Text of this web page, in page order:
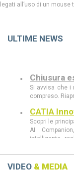
legati all’uso di un mouse
ULTIME NEWS
Chiusura
Si avvisa che i
compreso.
CATIA
Scopri le
AI
intelligente,
Scopri al
VIDEO & MEDIA